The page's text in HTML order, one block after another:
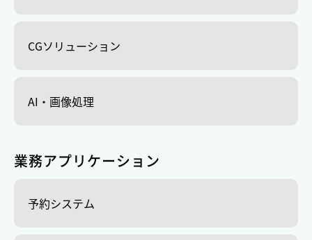
CGソリューション
AI・画像処理
業務アプリケーション
予約システム